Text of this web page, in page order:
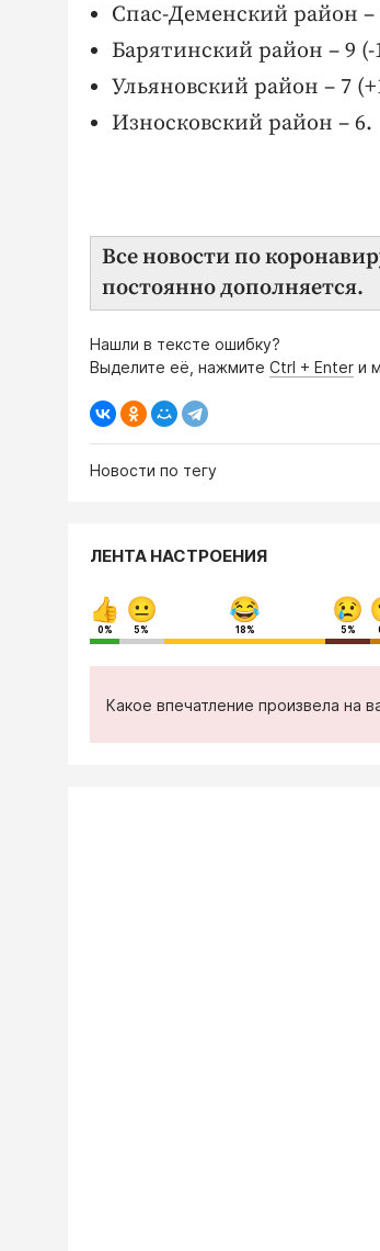
Спас-Деменский район –
Барятинский район – 9 (-
Ульяновский район – 7
Износковский район – 6.
Все новости по
постоянно дополняется.
Нашли в тексте ошибку?
Выделите её, нажмите Ctrl + Enter и
Новости по тегу
ЛЕНТА НАСТРОЕНИЯ
0% 5% 18% 5%
Какое впечатление произвела на